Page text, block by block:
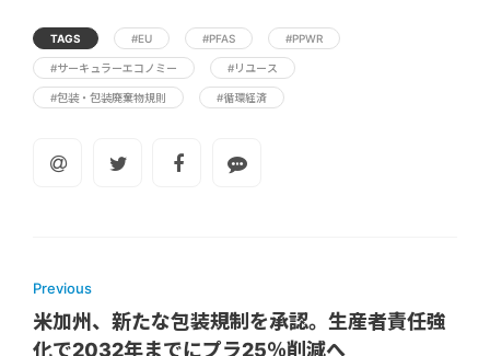
TAGS #EU #PFAS #PPWR
#サーキュラーエコノミー #リユース
#包装・包装廃棄物規則 #循環経済
Previous
米加州、新たな包装規制を承認。生産者責任強
化で2032年までにプラ25％削減へ